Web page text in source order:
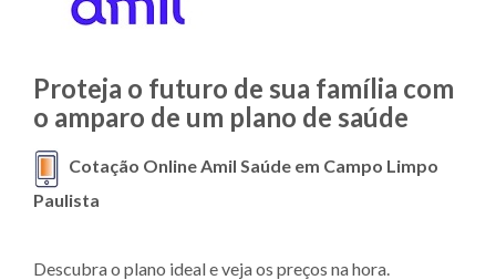
Proteja o futuro de sua família com
o amparo de um plano de saúde
Cotação Online Amil Saúde em Campo Limpo
Paulista
Descubra o plano ideal e veja os preços na hora.